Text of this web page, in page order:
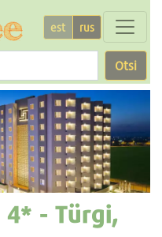
est rus
Otsi
4* - Türgi,